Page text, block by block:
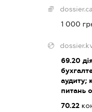
1 000
69.20
аудиту;
питань
70.22